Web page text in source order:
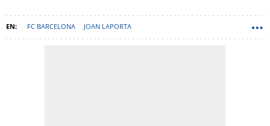
FC BARCELONA JOAN LAPORTA